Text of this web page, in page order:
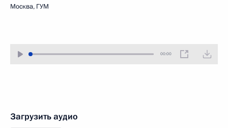
Москва, ГУМ
00:00
Загрузить аудио